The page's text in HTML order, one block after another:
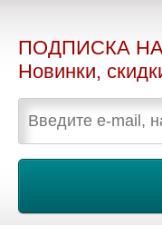
ПОДПИСКА
Новинки,